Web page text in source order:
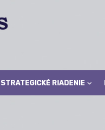
STRATEGICKÉ RIADENIE